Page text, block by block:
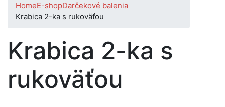
HomeE-shopDarčekové balenia
Krabica 2-ka s rukoväťou
Krabica 2-ka s
rukoväťou